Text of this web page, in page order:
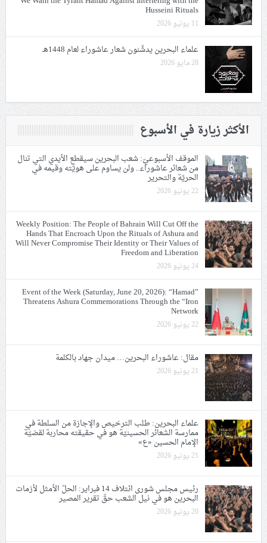
Husseini Rituals
11 يونيو 2026
علماء البحرين يدشّنون شعار عاشوراء لعام 1448هـ
28 مايو 2026
الأكثر زيارة في الأسبوع
الموقف الأسبوعيّ: شعب البحرين سيقطع الأيدي التي تنال
من شعائر عاشوراء.. ولن يساوم على هويّته وقيمه في
الحريّة والتحرير
22 يونيو 2026
Weekly Position: The People of Bahrain Will Cut Off the
Hands That Encroach Upon the Rituals of Ashura and
Will Never Compromise Their Identity or Their Values of
Freedom and Liberation
24 يونيو 2026
Event of the Week (Saturday, June 20, 2026): “Hamad”
Threatens Ashura Commemorations Through the “Iron
Network
22 يونيو 2026
مقال: عاشوراء البحرين… ميدان جهاد بالكلمة
21 يونيو 2026
علماء البحرين: طلب الترخيص والإجازة من السلطة في
ممارسة الشعائر الحسينيّة هو في حقيقته محاربة لقضيّة
الإمام الحسين «ع»
21 يونيو 2026
رئيس مجلس شورى ائتلاف 14 فبراير: الحلّ الأمثل لأزمات
البحرين هو في نيل الشعب حقّ تقرير المصير
20 يونيو 2026